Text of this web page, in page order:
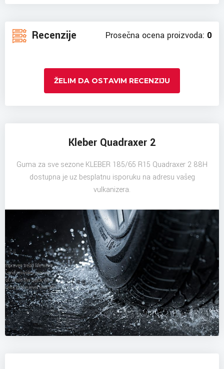
Recenzije Prosečna ocena proizvoda: 0
ŽELIM DA OSTAVIM RECENZIJU
Kleber Quadraxer 2
Guma za sve sezone KLEBER 185/65 R15 Quadraxer 2 88H
dostupna je uz besplatnu isporuku na adresu vašeg
vulkanizera.